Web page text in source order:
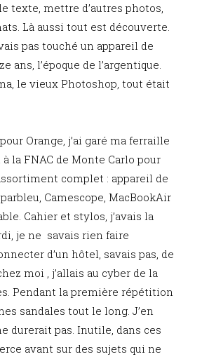
texte, mettre d’autres photos,
Là aussi tout est découverte.
pas touché un appareil de
ans, l’époque de l’argentique.
le vieux Photoshop, tout était
Orange, j’ai garé ma ferraille
la FNAC de Monte Carlo pour
complet : appareil de
Camescope, MacBookAir
Cahier et stylos, j’avais la
je ne savais rien faire
d’un hôtel, savais pas, de
moi , j’allais au cyber de la
Pendant la première répétition
sandales tout le long. J’en
durerait pas. Inutile, dans ces
avant sur des sujets qui ne